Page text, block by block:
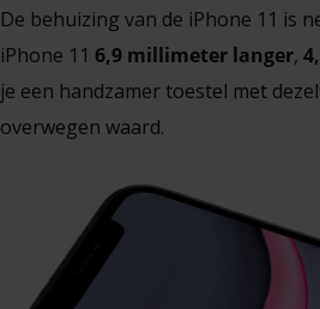
De behuizing van de iPhone 11 is
iPhone 11 6,9 millimeter langer,
je een handzamer toestel met
overwegen waard.